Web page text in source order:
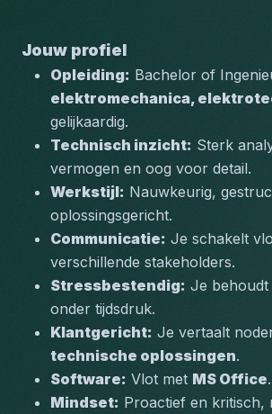
Jouw profiel
Opleiding:
elektromechanica,
gelijkaardig.
Technisch inzicht: Sterk
vermogen en oog voor detail.
Werkstijl: Nauwkeurig,
oplossingsgericht.
Communicatie: Je schakelt
verschillende stakeholders.
Stressbestendig: Je behoudt
onder tijdsdruk.
Klantgericht:
technische oplossingen.
Software: Vlot met MS Office.
Mindset: Proactief en kritisch,